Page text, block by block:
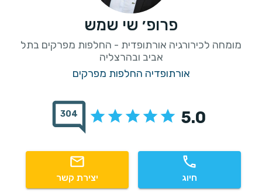
פרופ׳ שי שמש
מומחה לכירורגיה אורתופדית - החלפות מפרקים בתל
אביב ובהרצליה
אורתופדיה החלפות מפרקים
5.0
304
חיוג יצירת קשר